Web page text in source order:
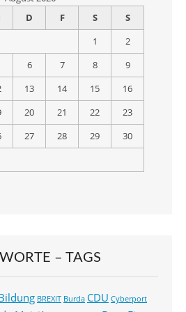
D F S
S
1
2
6 7 8
9
13 14 15
16
20 21 22
23
27 28 29
30
– TAGS
BREXIT Burda CDU Cyberport